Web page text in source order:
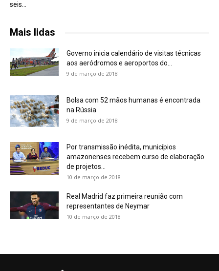
seis...
Mais lidas
Governo inicia calendário de visitas técnicas
aos aeródromos e aeroportos do...
9 de março de 2018
Bolsa com 52 mãos humanas é encontrada
na Rússia
9 de março de 2018
Por transmissão inédita, municípios
amazonenses recebem curso de elaboração
de projetos...
10 de março de 2018
Real Madrid faz primeira reunião com
representantes de Neymar
10 de março de 2018